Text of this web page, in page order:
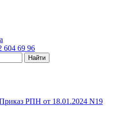
604 69 96
Найти
РПН от 18.01.2024 N19